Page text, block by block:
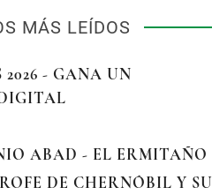
MÁS LEÍDOS
2026 - GANA UN
ABAD - EL ERMITAÑO
DE CHERNÓBIL Y SU